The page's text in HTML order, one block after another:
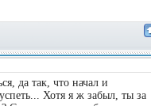
да так, что начал и
Хотя я ж забыл, ты за